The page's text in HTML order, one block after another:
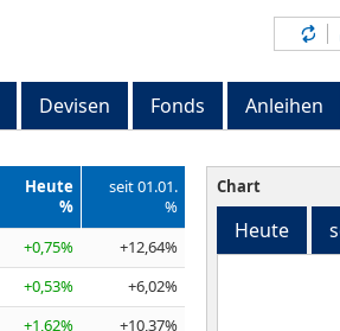
Devisen Fonds Anleihen
Heute
seit 01.01.
%
%
+0,75%
+12,64%
+0,53%
+6,02%
+1,62%
+10,37%
Chart
Heute